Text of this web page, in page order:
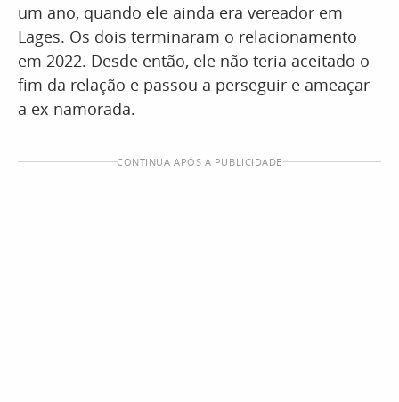
um ano, quando ele ainda era vereador em
Lages. Os dois terminaram o relacionamento
em 2022. Desde então, ele não teria aceitado o
fim da relação e passou a perseguir e ameaçar
a ex-namorada.
CONTINUA APÓS A PUBLICIDADE